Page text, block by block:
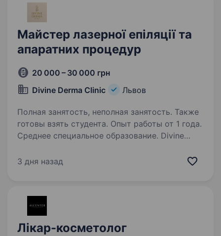
Майстер лазерної епіляції та
апаратних процедур
20 000 – 30 000 грн
Divine Derma Clinic
Львов
Полная занятость, неполная занятость. Также
готовы взять студента. Опыт работы от 1 года.
Среднее специальное образование. Divine
яка працює за принципами безпеки, естетики
3 дня назад
Лікар-косметолог